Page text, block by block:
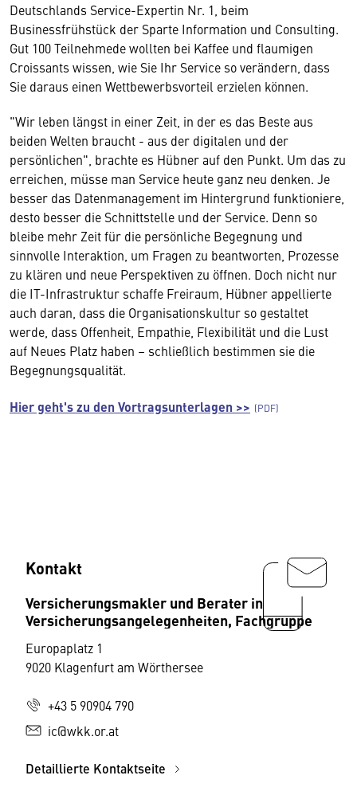
Deutschlands Service-Expertin Nr. 1, beim
Businessfrühstück der Sparte Information und Consulting.
Gut 100 Teilnehmede wollten bei Kaffee und flaumigen
Croissants wissen, wie Sie Ihr Service so verändern, dass
Sie daraus einen Wettbewerbsvorteil erzielen können.
"Wir leben längst in einer Zeit, in der es das Beste aus
beiden Welten braucht - aus der digitalen und der
persönlichen", brachte es Hübner auf den Punkt. Um das zu
erreichen, müsse man Service heute ganz neu denken. Je
besser das Datenmanagement im Hintergrund funktioniere,
desto besser die Schnittstelle und der Service. Denn so
bleibe mehr Zeit für die persönliche Begegnung und
sinnvolle Interaktion, um Fragen zu beantworten, Prozesse
zu klären und neue Perspektiven zu öffnen. Doch nicht nur
die IT-Infrastruktur schaffe Freiraum, Hübner appellierte
auch daran, dass die Organisationskultur so gestaltet
werde, dass Offenheit, Empathie, Flexibilität und die Lust
auf Neues Platz haben – schließlich bestimmen sie die
Begegnungsqualität.
Hier geht's zu den Vortragsunterlagen >>
Kontakt
Versicherungsmakler und Berater in
Versicherungsangelegenheiten, Fachgruppe
Europaplatz 1
9020 Klagenfurt am Wörthersee
+43 5 90904 790
ic@wkk.or.at
Detaillierte Kontaktseite